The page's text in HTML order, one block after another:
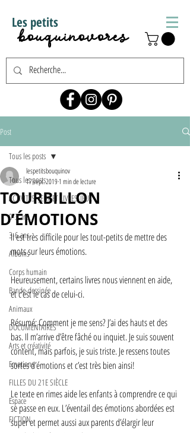
Les petits
bouquinovores
Post
Tous les posts
ACTIVITÉS, JEUX ET LIVRES-JEUX
0-3 ans
3-6 ans
Albums
Corps humain
Bande-dessinée
Animaux
DOCUMENTAIRES
Arts et créativité
Emotions
FILLES DU 21E SIÈCLE
Espace
FICTION
Tous les posts
TOURBILLON
D’ÉMOTIONS
lespetitsbouquinov
17 sept. 20191 min de lecture
Il est très difficile pour les tout-petits de mettre des
mots sur leurs émotions.
Heureusement, certains livres nous viennent en aide,
et c’est le cas de celui-ci.
Résumé: Comment je me sens? J’ai des hauts et des
bas. Il m’arrive d’être fâché ou inquiet. Je suis souvent
content, mais parfois, je suis triste. Je ressens toutes
sortes d’émotions et c’est très bien ainsi!
Le texte en rimes aide les enfants à comprendre ce qui
se passe en eux. L’éventail des émotions abordées est
super et permet aussi aux parents d’élargir leur